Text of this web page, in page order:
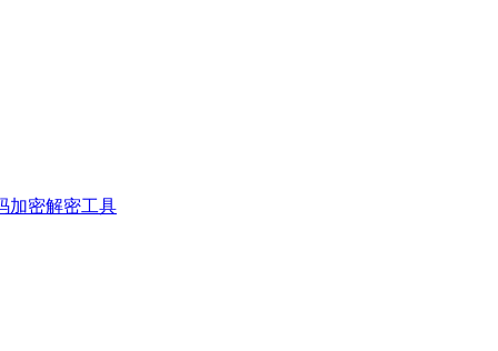
加密解密工具